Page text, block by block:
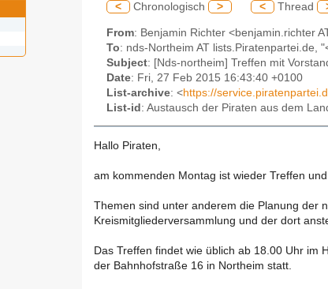
< Chronologisch > < Thread
From: Benjamin Richter <benjamin.richter
To: nds-Northeim AT lists.Piratenpartei.de,
Subject: [Nds-northeim] Treffen mit
Date: Fri, 27 Feb 2015 16:43:40 +0100
List-archive: <https://
List-id : Austausch der Piraten aus dem
Hallo Piraten,
am kommenden Montag ist wieder Treffen
Themen sind unter anderem die Planung der
Kreismitgliederversammlung und der dort
Das Treffen findet wie üblich ab 18.00 Uhr im
der Bahnhofstraße 16 in Northeim statt.